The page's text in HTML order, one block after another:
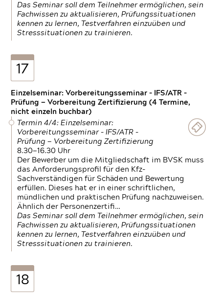
Das Seminar soll dem Teilnehmer ermöglichen, sein
Fachwissen zu aktualisieren, Prüfungssituationen
kennen zu lernen, Testverfahren einzuüben und
Stresssituationen zu trainieren.
17
Einzelseminar: Vorbereitungsseminar - IFS/ATR -
Prüfung — Vorbereitung Zertifizierung (4 Termine,
nicht einzeln buchbar)
Termin 4/4: Einzelseminar:
Vorbereitungsseminar - IFS/ATR -
Prüfung — Vorbereitung Zertifizierung
8.30—16.30 Uhr
Der Bewerber um die Mitgliedschaft im BVSK muss
das Anforderungsprofil für den Kfz-
Sachverständigen für Schäden und Bewertung
erfüllen. Dieses hat er in einer schriftlichen,
mündlichen und praktischen Prüfung nachzuweisen.
Ähnlich der Personenzertifi…
Das Seminar soll dem Teilnehmer ermöglichen, sein
Fachwissen zu aktualisieren, Prüfungssituationen
kennen zu lernen, Testverfahren einzuüben und
Stresssituationen zu trainieren.
18